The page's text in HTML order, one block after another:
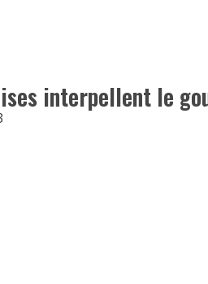
interpellent le